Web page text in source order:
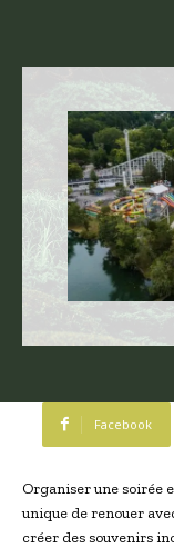
Facebook
Organiser une soirée
unique de renouer
créer des souvenirs